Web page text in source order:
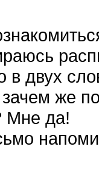
двух
зачем
да!